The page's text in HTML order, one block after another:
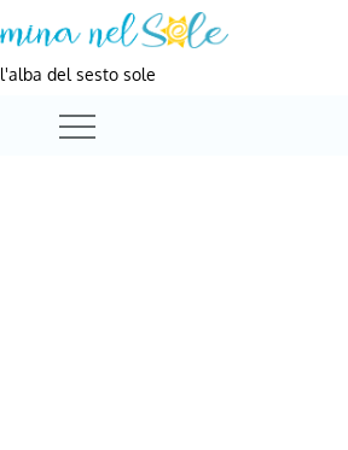
l'alba del sesto sole